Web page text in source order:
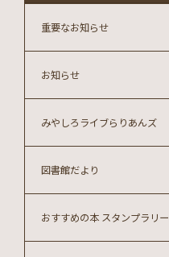
重要なお知らせ
お知らせ
みやしろライブらりあんズ
図書館だより
おすすめの本 スタンプラリー